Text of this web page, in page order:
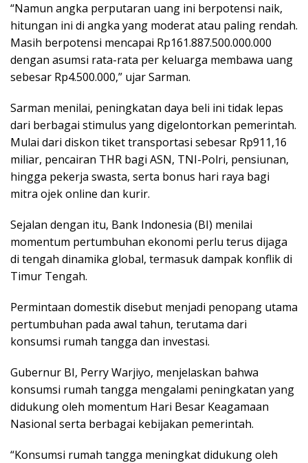
“Namun angka perputaran uang ini berpotensi naik,
hitungan ini di angka yang moderat atau paling rendah.
Masih berpotensi mencapai Rp161.887.500.000.000
dengan asumsi rata-rata per keluarga membawa uang
sebesar Rp4.500.000,” ujar Sarman.
Sarman menilai, peningkatan daya beli ini tidak lepas
dari berbagai stimulus yang digelontorkan pemerintah.
Mulai dari diskon tiket transportasi sebesar Rp911,16
miliar, pencairan THR bagi ASN, TNI-Polri, pensiunan,
hingga pekerja swasta, serta bonus hari raya bagi
mitra ojek online dan kurir.
Sejalan dengan itu, Bank Indonesia (BI) menilai
momentum pertumbuhan ekonomi perlu terus dijaga
di tengah dinamika global, termasuk dampak konflik di
Timur Tengah.
Permintaan domestik disebut menjadi penopang utama
pertumbuhan pada awal tahun, terutama dari
konsumsi rumah tangga dan investasi.
Gubernur BI, Perry Warjiyo, menjelaskan bahwa
konsumsi rumah tangga mengalami peningkatan yang
didukung oleh momentum Hari Besar Keagamaan
Nasional serta berbagai kebijakan pemerintah.
“Konsumsi rumah tangga meningkat didukung oleh